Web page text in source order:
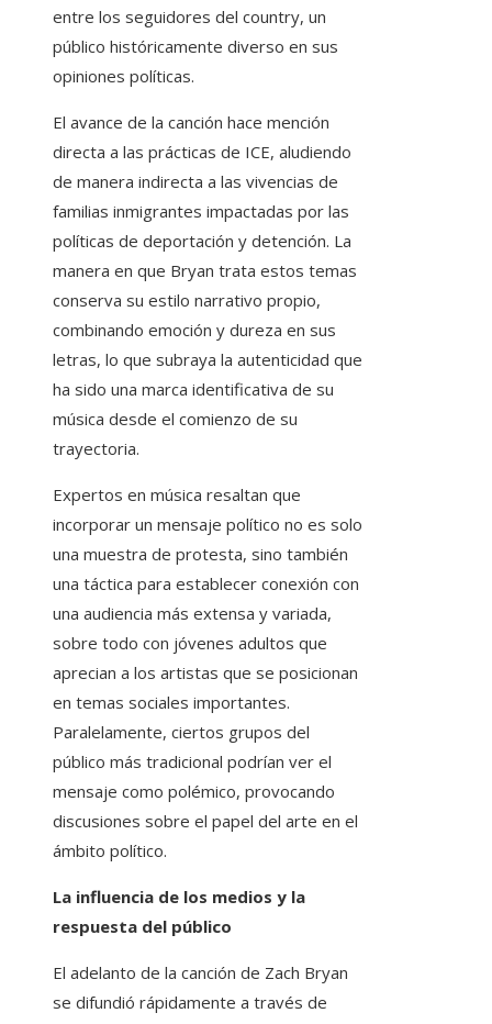
entre los seguidores del country, un
público históricamente diverso en sus
opiniones políticas.
El avance de la canción hace mención
directa a las prácticas de ICE, aludiendo
de manera indirecta a las vivencias de
familias inmigrantes impactadas por las
políticas de deportación y detención. La
manera en que Bryan trata estos temas
conserva su estilo narrativo propio,
combinando emoción y dureza en sus
letras, lo que subraya la autenticidad que
ha sido una marca identificativa de su
música desde el comienzo de su
trayectoria.
Expertos en música resaltan que
incorporar un mensaje político no es solo
una muestra de protesta, sino también
una táctica para establecer conexión con
una audiencia más extensa y variada,
sobre todo con jóvenes adultos que
aprecian a los artistas que se posicionan
en temas sociales importantes.
Paralelamente, ciertos grupos del
público más tradicional podrían ver el
mensaje como polémico, provocando
discusiones sobre el papel del arte en el
ámbito político.
La influencia de los medios y la
respuesta del público
El adelanto de la canción de Zach Bryan
se difundió rápidamente a través de